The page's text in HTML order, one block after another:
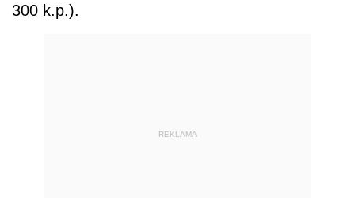
300 k.p.).
REKLAMA